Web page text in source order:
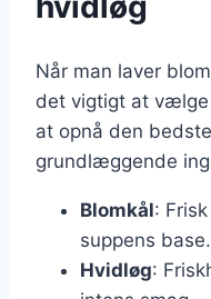
Når man laver
det vigtigt at
at opnå den
grundlæggende
Blomkål:
suppens base.
Hvidløg: